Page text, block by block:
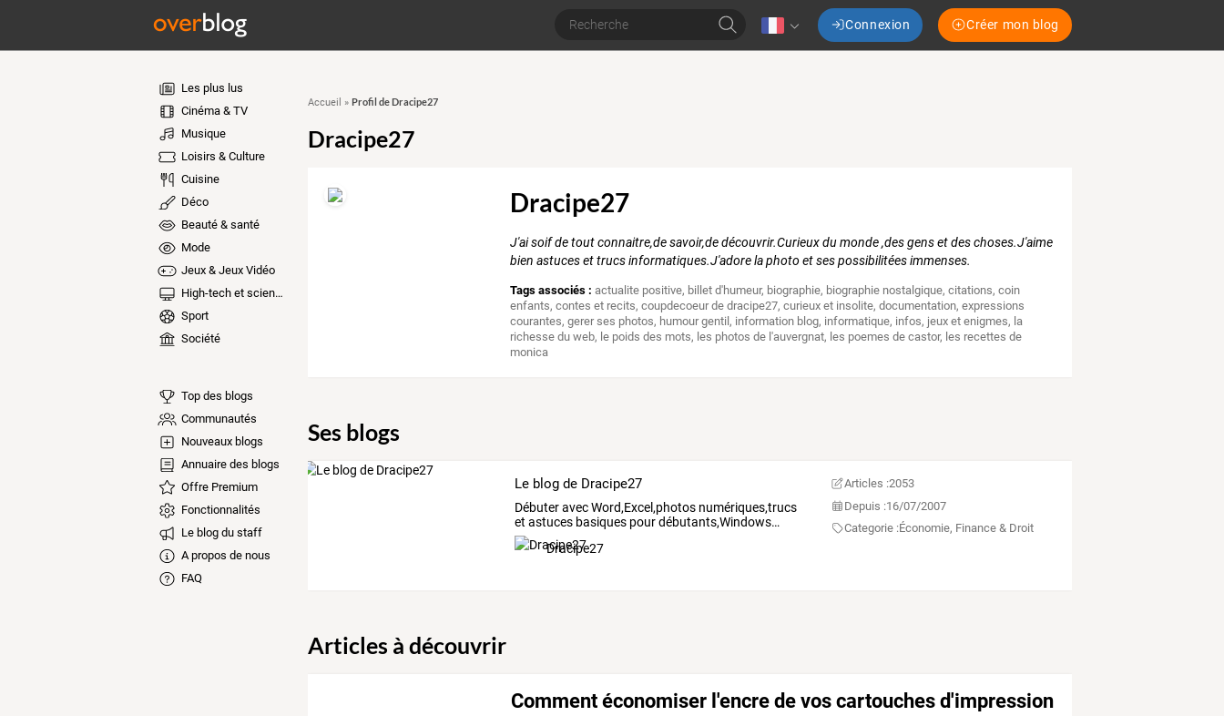
Connexion Créer mon blog
Les plus lus
Cinéma & TV
Musique
Loisirs & Culture
Cuisine
Déco
Beauté & santé
Mode
Jeux & Jeux Vidéo
High-tech et sciences
Sport
Société
Top des blogs
Communautés
Nouveaux blogs
Annuaire des blogs
Offre Premium
Fonctionnalités
Le blog du staff
A propos de nous
FAQ
Accueil » Profil de Dracipe27
Dracipe27
Dracipe27
J'ai soif de tout connaitre,de savoir,de découvrir.Curieux du monde ,des gens et des choses.J'aime
bien astuces et trucs informatiques.J'adore la photo et ses possibilitées immenses.
Tags associés : actualite positive, billet d'humeur, biographie, biographie nostalgique,citations,coin
enfants,contes et recits,coupdecoeur de dracipe27,curieux et insolite,documentation,expressions
courantes,gerer ses photos, humour gentil, information blog, informatique, infos, jeux et enigmes, la
richesse du web, le poids des mots, les photos de l'auvergnat, les poemes de castor, les recettes de
monica
Ses blogs
Le blog de Dracipe27
DébuteravecWord,Excel,photosnumériques,trucs
et astucesbasiquespourdébutants,Windows…
Dracipe27
Articles :2053
Depuis :16/07/2007
Categorie :Économie, Finance & Droit
Articles à découvrir
Comment économiser l'encre de vos cartouches d'impression